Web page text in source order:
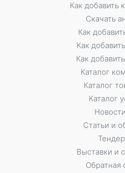
Как добавить
Скачать
Как
Как
Как
Каталог
Каталог
Каталог
Статьи и
Выставки и
Обратная